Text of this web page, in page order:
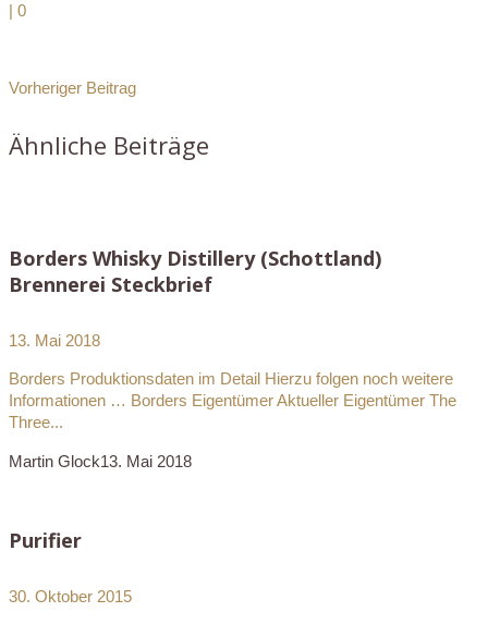
| 0
Vorheriger Beitrag
Ähnliche Beiträge
Borders Whisky Distillery (Schottland)
Brennerei Steckbrief
13. Mai 2018
Borders Produktionsdaten im Detail Hierzu folgen noch weitere
Informationen … Borders Eigentümer Aktueller Eigentümer The
Three...
Martin Glock13. Mai 2018
Purifier
30. Oktober 2015